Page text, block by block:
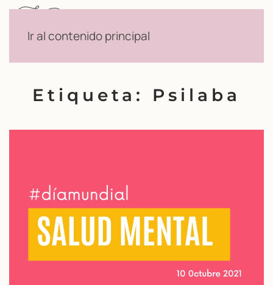
Ir al contenido principal
Etiqueta: Psilaba